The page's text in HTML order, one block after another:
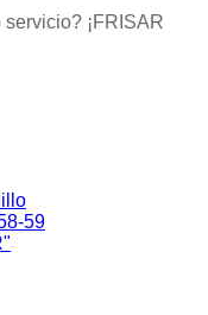
¡FRISAR
59